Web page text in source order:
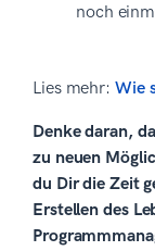
noch
Lies mehr: Wie
Denke daran,
zu neuen
du Dir die Zeit
Erstellen des